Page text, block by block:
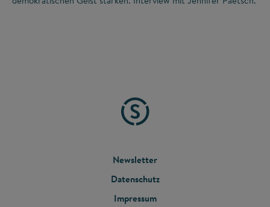
FOOTER
MENU
Newsletter
Datenschutz
Impressum